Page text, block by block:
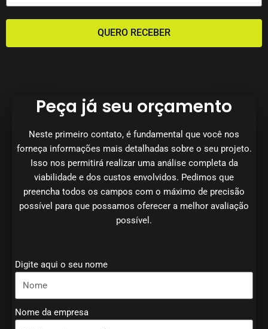
QUERO RECEBER
Peça já seu orçamento
Neste primeiro contato, é fundamental que você nos
forneça informações mais detalhadas sobre o seu projeto.
Isso nos permitirá realizar uma análise completa da
viabilidade e dos custos envolvidos. Pedimos que
preencha todos os campos com o máximo de precisão
possível para que possamos oferecer a melhor avaliação
possível.
Digite aqui o seu nome
Nome da empresa